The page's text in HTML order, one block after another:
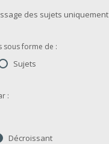
des sujets uniquement
sous forme de :
Sujets
:
Décroissant